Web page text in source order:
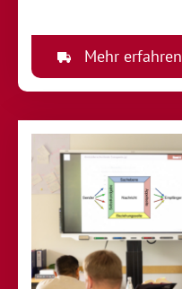
Mehr erfahren